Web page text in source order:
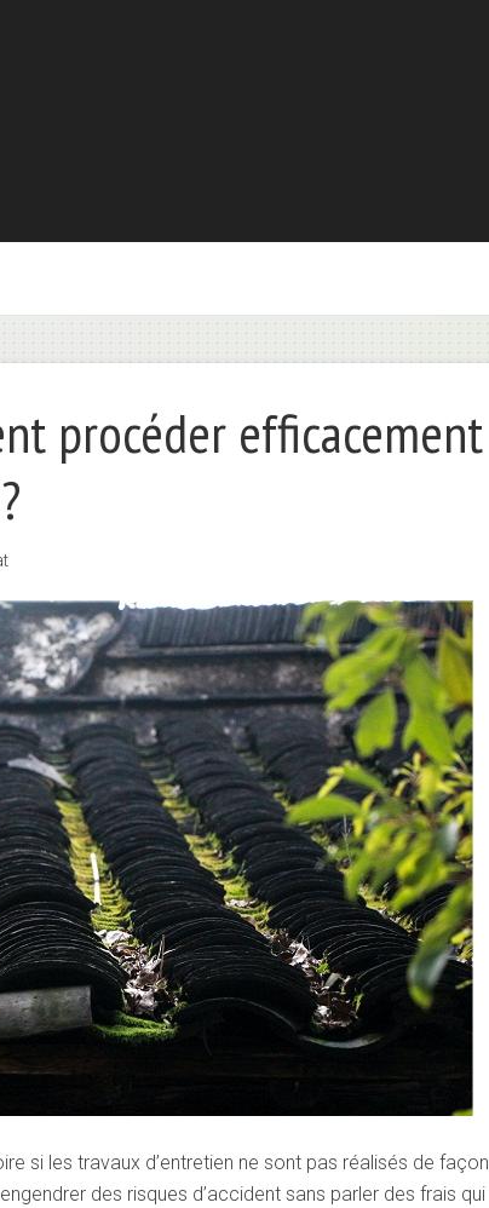
procéder efficacement
si les travaux d’entretien ne sont pas réalisés de façon
des risques d’accident sans parler des frais qui